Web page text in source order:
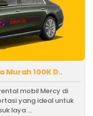
Murah 100K D..
mobil Mercy di
yang ideal untuk
laya ...